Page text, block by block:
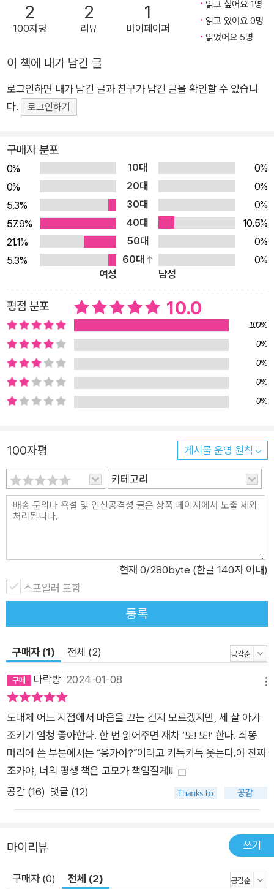
섞임으로 입체감과 신비로움을 더해 새로운 상상의 세계를 열어
줍니다. 부스스한 노란 머리, 까만 얼굴에 초승달 모양의 눈, 거대
습은 거칠어 보이지만, 밤하늘의 달처럼 빛나는 눈동자는 맑고 순
수한 어린이를 닮아있습니다. 갑자기 바람이 불어와 가발이 날아
가자, 주인공은 거대한 관절 인형 같은 팔다리를 유연하게 움직이
발견하고 머리에 써봅니다. 하지만 가발이 아니라 미끌미끌한 해
초입니다. 이번엔 식탁 위에서 노란색 가발을 찾아 머리에 써봅니
다. 주인공의 머리에서 찐득찐득한 치즈가 뚝뚝 녹아내립니다. 독
자들은 주인공의 목소리와 하나가 되어 그건 가발이 아니라 치즈
라고 외칩니다. “나보다 네게 더 잘 어울려!” 소중한 것을 나누는
기쁨과 성장 이야기 가발을 찾아 떠나는 특별하고 감동적인 여정
책장을 넘길 때마다 잃어버린 가발과 유사한 물체가 등장하여 호
기심을 불러일으키며, 어린 독자에게 사물의 개념을 인지하도록
지만, 머리에 쓰고 나서야 가발이 아닌 걸 깨닫습니다. 이미 모든
상황을 알고 있는 독자는 안심하고 주인공의 실수에 공감하게 됩
니다. ‘여깄다.’,‘저깄다’와 같은 짧고 간결한 언어의 반복으로 이
야기에 리듬감을 더하며, 거리와 방향을 인지하는 공간 지각 능력
을 키워 줍니다. 마침내 주인공은 숲속 나뭇가지 위에서 가발을
발견합니다. 그런데 어쩌지요? 소중한 가발은 작은 새의 포근한
둥지가 되어있고, 방금 알을 깨고 나온 아기 새와 눈을 맞추고 말
2
100자평
2
리뷰
1
마이페이퍼
읽고 싶어요 1명
읽고 있어요 0명
읽었어요 5명
이 책에 내가 남긴 글
로그인하면 내가 남긴 글과 친구가 남긴 글을 확인할 수 있습니
다.
로그인하기
구매자 분포
0% 10대
0%
0%
20대
0%
5.3%
30대
0%
57.9%
40대
10.5%
21.1%
50대
0%
5.3%
60대
0%
여성
남성
평점 분포 10.0
100%
0%
0%
0%
0%
100자평 게시물 운영 원칙
카테고리
현재 0/280byte (한글 140자 이내)
스포일러 포함
등록
구매자 (1) 전체 (2)
다락방 2024-01-08
도대체 어느 지점에서 마음을 끄는 건지 모르겠지만, 세 살 아가
조카가 엄청 좋아한다. 한 번 읽어주면 재차 ‘또! 또!‘ 한다. 쇠똥
머리에 쓴 부분에서는 ˝응가야?˝이러고 키득키득 웃는다.아 진짜
조카야, 너의 평생 책은 고모가 책임질게!!
공감 (16) 댓글 (12)
마이리뷰 쓰기
구매자 (0) 전체 (2)